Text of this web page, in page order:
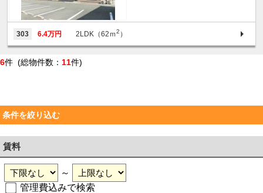
303 6.4万円 2LDK（62ｍ2 ）
6件 (総物件数： 11件)
条件を絞り込む
賃料
～
管理費込みで検索